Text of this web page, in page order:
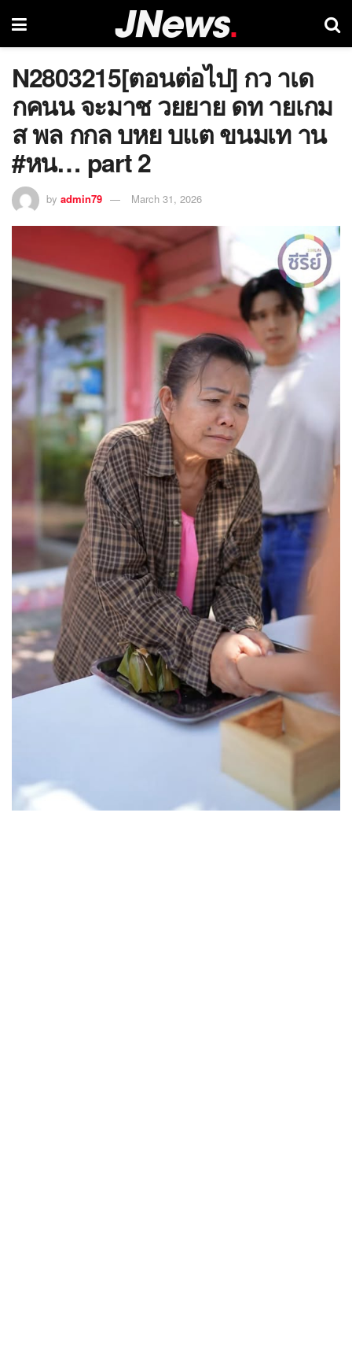
N2803215[ตอนต่อไป] กว าเด
กคนน จะมาช วยยาย ดท ายเกม
ส พล กกล บหย บแต ขนมเท าน
#หน… part 2
by admin79 March 31, 2026